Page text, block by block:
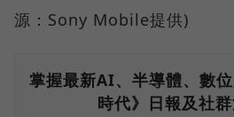
源：Sony Mobile提供)
掌握最新AI、半導體、數
時代》日報及社